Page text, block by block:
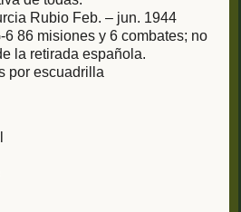
Rubio Feb. – jun. 1944
6 86 misiones y 6 combates; no
la retirada española.
por escuadrilla